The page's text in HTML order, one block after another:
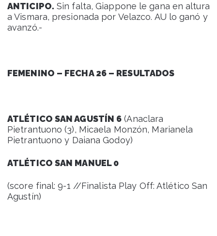
ANTICIPO. Sin falta, Giappone le gana en altura
a Vismara, presionada por Velazco. AU lo ganó y
avanzó.-
FEMENINO – FECHA 26 – RESULTADOS
ATLÉTICO SAN AGUSTÍN 6 (Anaclara
Pietrantuono (3), Micaela Monzón, Marianela
Pietrantuono y Daiana Godoy)
ATLÉTICO SAN MANUEL 0
(score final: 9-1 //Finalista Play Off: Atlético San
Agustín)